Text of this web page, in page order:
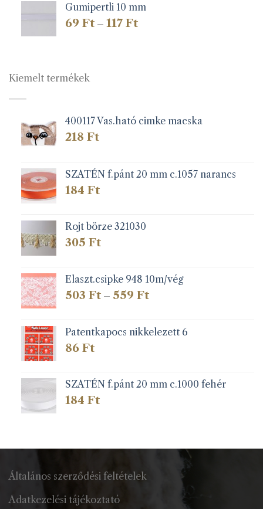
Gumipertli 10 mm
69 Ft – 117 FtÁrtartomány:
Kiemelt termékek
400117 Vas.ható cimke macska
218 Ft
SZATÉN f.pánt 20 mm c.1057 narancs
184 Ft
Rojt börze 321030
305 Ft
Elaszt.csipke 948 10m/vég
503 Ft – 559 FtÁrtartomány:
559 Ft
Patentkapocs nikkelezett 6
86 Ft
SZATÉN f.pánt 20 mm c.1000 fehér
184 Ft
Általános szerződési feltételek
Adatkezelési tájékoztató